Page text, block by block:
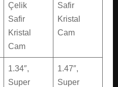
Çelik
Safir
Kristal
Cam
Safir
Kristal
Cam
1.34″,
Super
1.47″,
Super